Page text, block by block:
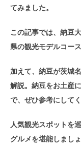
てみました。
この記事では、納豆
県の観光モデルコー
加えて、納豆が茨城
解説。納豆をお土産
で、ぜひ参考にしてく
人気観光スポットを
グルメを堪能しましょ